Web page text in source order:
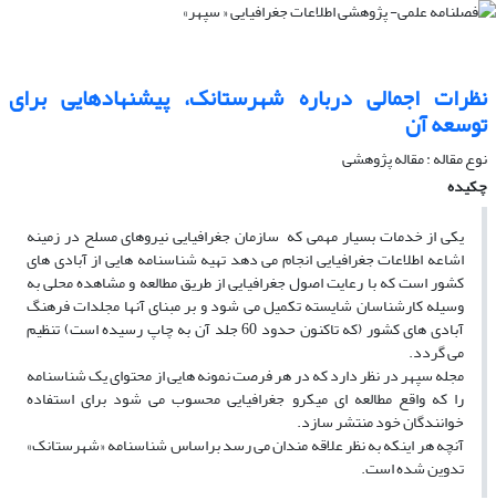
نظرات اجمالی درباره شهرستانک، پیشنهادهایی برای
توسعه آن
نوع مقاله : مقاله پژوهشی
چکیده
یکی از خدمات بسیار مهمی که سازمان جغرافیایی نیروهای مسلح در زمینه
اشاعه اطلاعات جغرافیایی انجام می­ دهد تهیه شناسنامه­ هایی از آبادی های
کشور است که با رعایت اصول جغرافیایی از طریق مطالعه و مشاهده محلی به
وسیله کارشناسان شایسته تکمیل می­ شود و بر مبنای آنها مجلدات فرهنگ
آبادی های کشور (که تاکنون حدود 60 جلد آن به چاپ رسیده است) تنظیم
می ­گردد.
مجله سپهر در نظر دارد که در هر فرصت نمونه­ هایی از محتوای یک شناسنامه
را که واقع مطالعه ­ای میکرو جغرافیایی محسوب می­ شود برای استفاده
خوانندگان خود منتشر سازد.
آنچه هر اینکه به نظر علاقه ­مندان می رسد براساس شناسنامه «شهرستانک»
تدوین شده است.